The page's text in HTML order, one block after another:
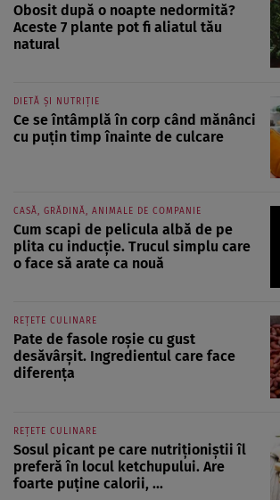
Obosit după o noapte nedormită?
Aceste 7 plante pot fi aliatul tău
natural
DIETĂ ȘI NUTRIȚIE
Ce se întâmplă în corp când mănânci
cu puțin timp înainte de culcare
CASĂ, GRĂDINĂ, ANIMALE DE COMPANIE
Cum scapi de pelicula albă de pe
plita cu inducție. Trucul simplu care
o face să arate ca nouă
REȚETE CULINARE
Pate de fasole roșie cu gust
desăvârșit. Ingredientul care face
diferența
REȚETE CULINARE
Sosul picant pe care nutriționiștii îl
preferă în locul ketchupului. Are
foarte puține calorii, ...